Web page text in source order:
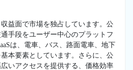
益面で市場を独占しています。公
手段をユーザー中心のプラットフ
は、電車、バス、路面電車、地下
本要素としています。さらに、公
いアクセスを提供する、価格効率